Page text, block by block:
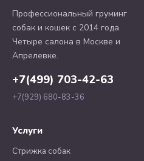
Профессиональный груминг
собак и кошек с 2014 года.
Четыре салона в Москве и
Апрелевке.
+7(499) 703-42-63
+7(929) 680-83-36
Услуги
Стрижка собак